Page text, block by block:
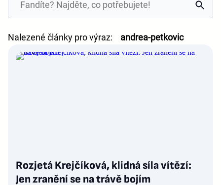
Nalezené články pro výraz: andrea-petkovic
Rozjetá Krejčíková, klidná síla vítězí:
Jen zranění se na trávě bojím